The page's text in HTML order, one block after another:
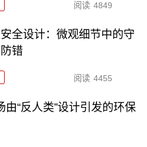
阅读 4849
全设计：微观细节中的守
错
阅读 4455
“反人类”设计引发的环保